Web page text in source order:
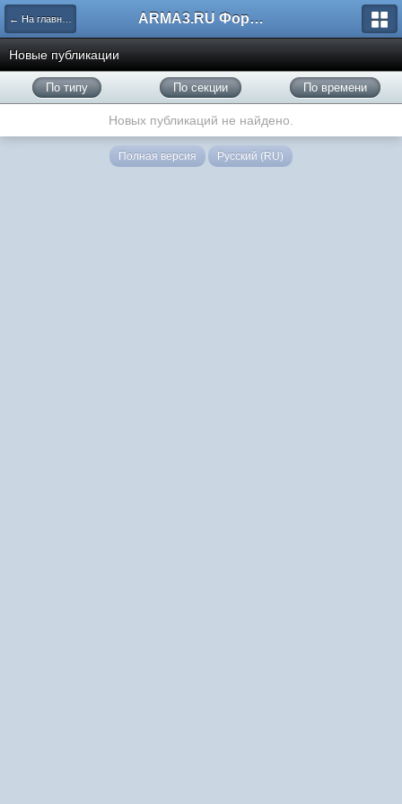
← На главную ARMA3.RU Форум
Новые публикации
По типу По секции По времени
Новых публикаций не найдено.
Полная версия Русский (RU)